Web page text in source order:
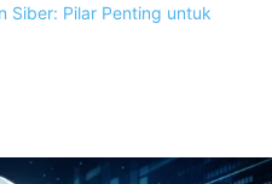
Siber: Pilar Penting untuk